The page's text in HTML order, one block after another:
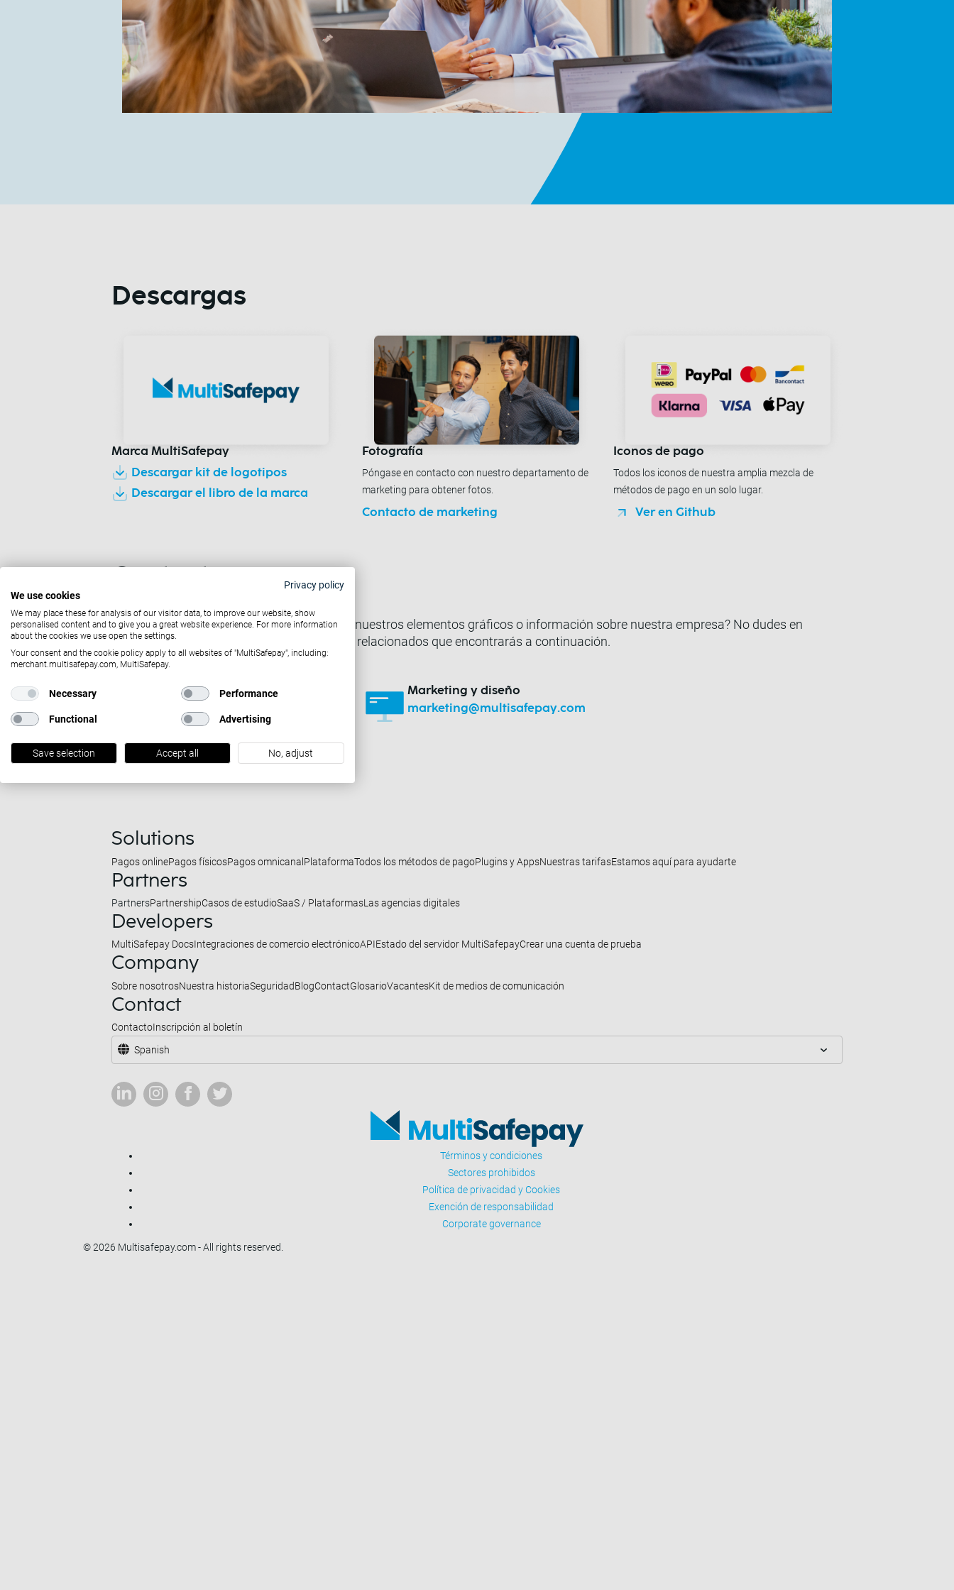
Descargas
Marca MultiSafepay
Descargar kit de logotipos
Descargar el libro de la marca
Fotografía
Póngase en contacto con nuestro departamento de
marketing para obtener fotos.
Contacto de marketing
Iconos de pago
Todos los iconos de nuestra amplia mezcla de
métodos de pago en un solo lugar.
Ver en Github
¿Necesitas obtener más ayuda para utilizar nuestros elementos gráficos o información sobre nuestra empresa? No dudes en
ponerte en contacto con los departamentos relacionados que encontrarás a continuación.
Prensa
Marketing y diseño
marketing@multisafepay.com
Solutions
Pagos onlinePagos físicosPagos omnicanalPlataformaTodos los métodos de pagoPlugins y AppsNuestras tarifasEstamos aquí para ayudarte
Partners
PartnersPartnershipCasos de estudioSaaS / PlataformasLas agencias digitales
Developers
MultiSafepay DocsIntegraciones de comercio electrónicoAPIEstado del servidor MultiSafepayCrear una cuenta de prueba
Company
Sobre nosotrosNuestra historiaSeguridadBlogContactGlosarioVacantesKit de medios de comunicación
Contact
ContactoInscripción al boletín
Spanish
Términos y condiciones
Sectores prohibidos
Política de privacidad y Cookies
Exención de responsabilidad
Corporate governance
© 2026 Multisafepay.com - All rights reserved.
Privacy policy
We use cookies
We may place these for analysis of our visitor data, to improve our website, show
personalised content and to give you a great website experience. For more information
about the cookies we use open the settings.
Your consent and the cookie policy apply to all websites of "MultiSafepay", including:
merchant.multisafepay.com, MultiSafepay.
Necessary Performance
Functional Advertising
Save selection Accept all No, adjust